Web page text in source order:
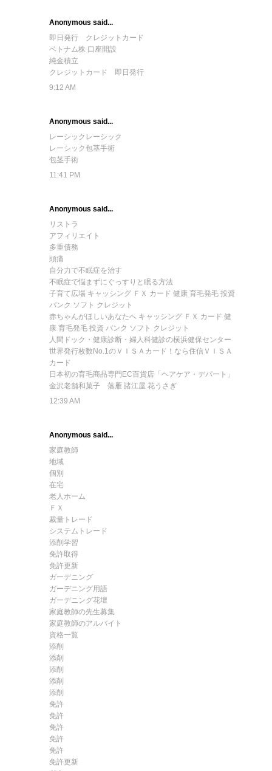
Anonymous said...
即日発行 クレジットカード
ベトナム株 口座開設
純金積立
クレジットカード 即日発行
9:12 AM
Anonymous said...
レーシック レーシック
レーシック包茎手術
包茎手術
11:41 PM
Anonymous said...
リストラ
アフィリエイト
多重債務
頭痛
自分力で不眠症を治す
不眠症で悩まずにぐっすりと眠る方法
子育て広場 キャッシング ＦＸ カード 健康 育毛発毛 投資
バンク ソフト クレジット
赤ちゃんがほしいあなたへ キャッシング ＦＸ カード 健
康 育毛発毛 投資 バンク ソフト クレジット
人間ドック・健康診断・婦人科健診の横浜健保センター
世界発行枚数No.1のＶＩＳＡカード！なら住信ＶＩＳＡ
カード
日本初の育毛商品専門EC百貨店「ヘアケア・デパート」
金沢老舗和菓子 落雁 諸江屋 花うさぎ
12:39 AM
Anonymous said...
家庭教師
地域
個別
在宅
老人ホーム
ＦＸ
裁量トレード
システムトレード
添削学習
免許取得
免許更新
ガーデニング
ガーデニング用語
ガーデニング花壇
家庭教師の先生募集
家庭教師のアルバイト
資格一覧
添削
添削
添削
添削
添削
免許
免許
免許
免許
免許
免許更新